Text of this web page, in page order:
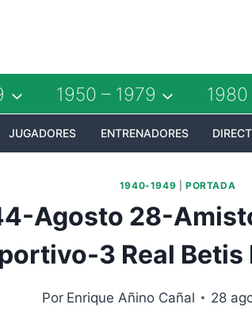
1950 – 1979
JUGADORES ENTRENADORES
1940-1949 PORTADA
Agosto 28-
3 Real
Por Enrique Añino Cañal 28